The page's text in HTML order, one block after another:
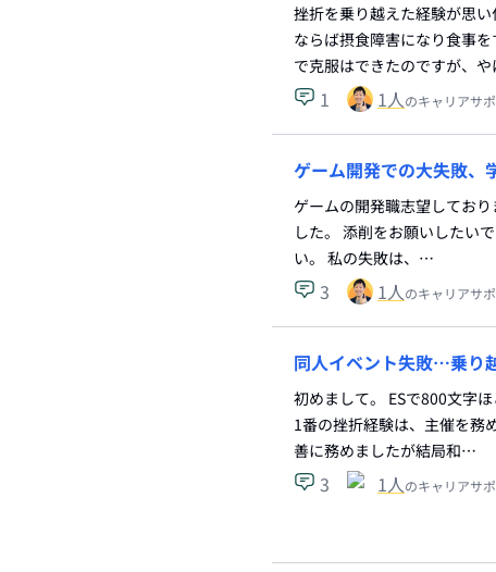
挫折を乗り越えた経験が思
ならば摂食障害になり食事
で克服はできたのですが、
1 1人のキャリアサ
ゲーム開発での大失敗、
ゲームの開発職志望してお
した。 添削をお願いしたい
い。 私の失敗は、…
3 1人のキャリアサ
同人イベント失敗…乗り
初めまして。 ESで800文字
1番の挫折経験は、主催を務
善に務めましたが結局和…
3 1人のキャリアサ